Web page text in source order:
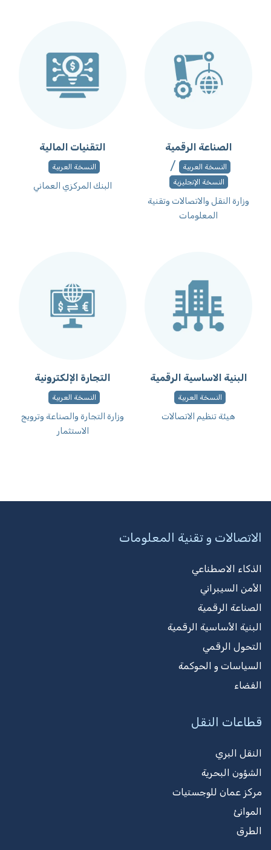
الصناعة الرقمية
النسخة العربية /
النسخة الإنجليزية
وزارة النقل والاتصالات وتقنية
المعلومات
التقنيات المالية
النسخة العربية
البنك المركزي العماني
البنية الاساسية الرقمية
النسخة العربية
هيئة تنظيم الاتصالات
التجارة الإلكترونية
النسخة العربية
وزارة التجارة والصناعة وترويج
الاستثمار
الاتصالات و تقنية المعلومات
الذكاء الاصطناعي
الأمن السيبراني
الصناعة الرقمية
البنية الأساسية الرقمية
التحول الرقمي
السياسات و الحوكمة
الفضاء
قطاعات النقل
النقل البري
الشؤون البحرية
مركز عمان للوجستيات
الموانئ
الطرق